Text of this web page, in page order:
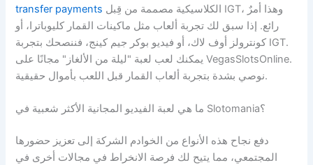
transfer payments
رائع. إذا سبق لك تجربة ألعاب مثل ماكينات القمار كليوباترا، أو
كونترولز أوف لاك، أو فيديو بوكر جيم كينج، فننصحك بتجربة IGT.
يمكنك لعب لعبة "ليلة من الألغاز" مجانًا على VegasSlotsOnline.
نوصي بشدة بتجربة ألعاب القمار قبل اللعب بأموال حقيقية.
ما هي لعبة الفيديو المجانية الأكثر شعبية في Slotomania؟
دفع نجاح هذه الأنواع من الخوادم الشركة إلى تعزيز حضورها
المجتمعي، مما يتيح لك فرصة الانخراط في مجالات أخرى في